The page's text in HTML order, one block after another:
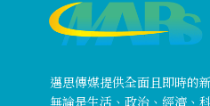
邁思傳媒提供全面且即時的
無論是生活、政治、經濟、